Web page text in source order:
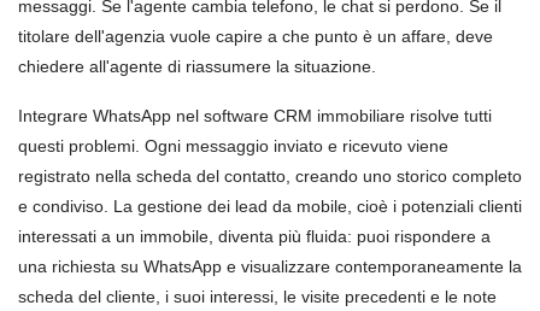
messaggi. Se l'agente cambia telefono, le chat si perdono. Se il
titolare dell'agenzia vuole capire a che punto è un affare, deve
chiedere all'agente di riassumere la situazione.
Integrare WhatsApp nel software CRM immobiliare risolve tutti
questi problemi. Ogni messaggio inviato e ricevuto viene
registrato nella scheda del contatto, creando uno storico completo
e condiviso. La gestione dei lead da mobile, cioè i potenziali clienti
interessati a un immobile, diventa più fluida: puoi rispondere a
una richiesta su WhatsApp e visualizzare contemporaneamente la
scheda del cliente, i suoi interessi, le visite precedenti e le note